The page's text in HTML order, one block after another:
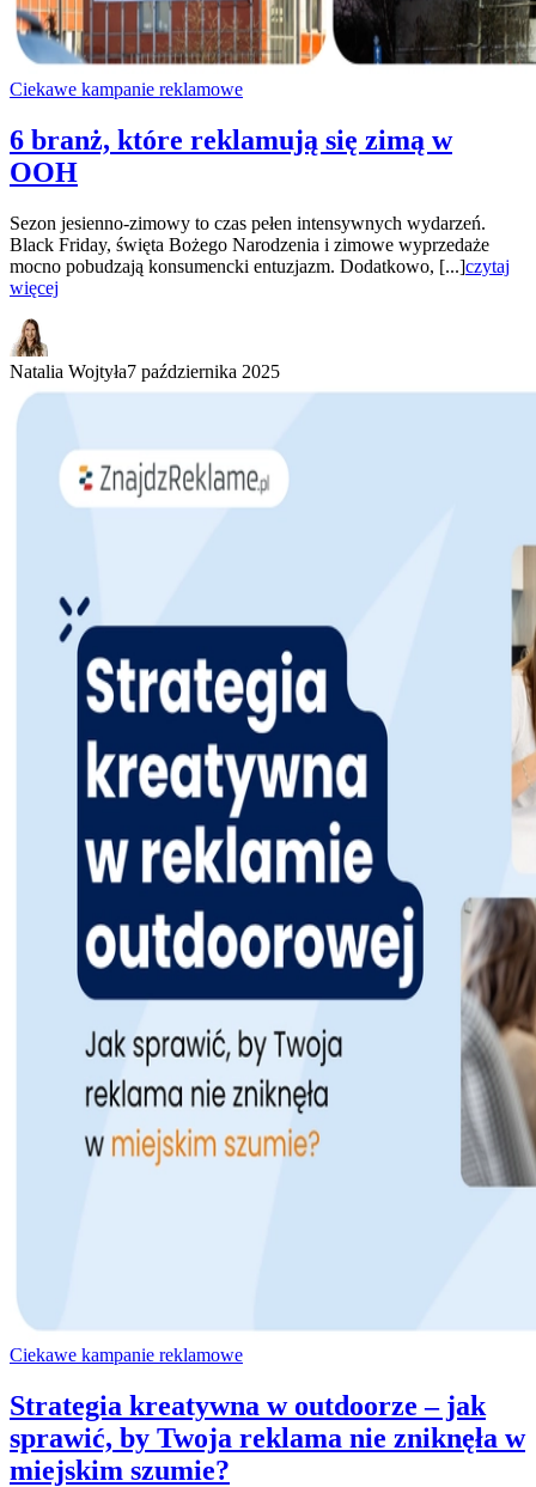
Ciekawe kampanie reklamowe
6 branż, które reklamują się zimą w
OOH
Sezon jesienno-zimowy to czas pełen intensywnych wydarzeń.
Black Friday, święta Bożego Narodzenia i zimowe wyprzedaże
mocno pobudzają konsumencki entuzjazm. Dodatkowo, [...]czytaj
więcej
Natalia Wojtyła7 października 2025
Ciekawe kampanie reklamowe
Strategia kreatywna w outdoorze – jak
sprawić, by Twoja reklama nie zniknęła w
miejskim szumie?